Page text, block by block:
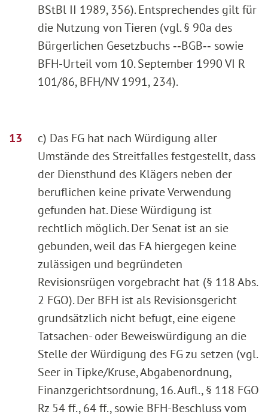
BStBl II 1989, 356). Entsprechendes gilt für
die Nutzung von Tieren (vgl. § 90a des
Bürgerlichen Gesetzbuchs ‑‑BGB‑‑ sowie
BFH-Urteil vom 10. September 1990 VI R
101/86, BFH/NV 1991, 234).
c) Das FG hat nach Würdigung aller
Umstände des Streitfalles festgestellt, dass
der Diensthund des Klägers neben der
beruflichen keine private Verwendung
gefunden hat. Diese Würdigung ist
rechtlich möglich. Der Senat ist an sie
gebunden, weil das FA hiergegen keine
zulässigen und begründeten
Revisionsrügen vorgebracht hat (§ 118 Abs.
2 FGO). Der BFH ist als Revisionsgericht
grundsätzlich nicht befugt, eine eigene
Tatsachen- oder Beweiswürdigung an die
Stelle der Würdigung des FG zu setzen (vgl.
Seer in Tipke/Kruse, Abgabenordnung,
Finanzgerichtsordnung, 16. Aufl., § 118 FGO
Rz 54 ff., 64 ff., sowie BFH-Beschluss vom